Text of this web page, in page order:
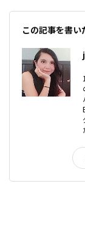
この記事を書い